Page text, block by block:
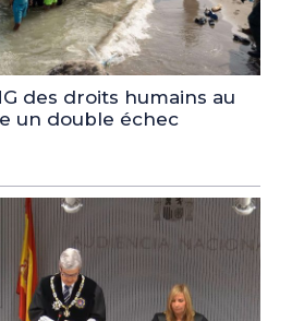
des droits humains au
un double échec